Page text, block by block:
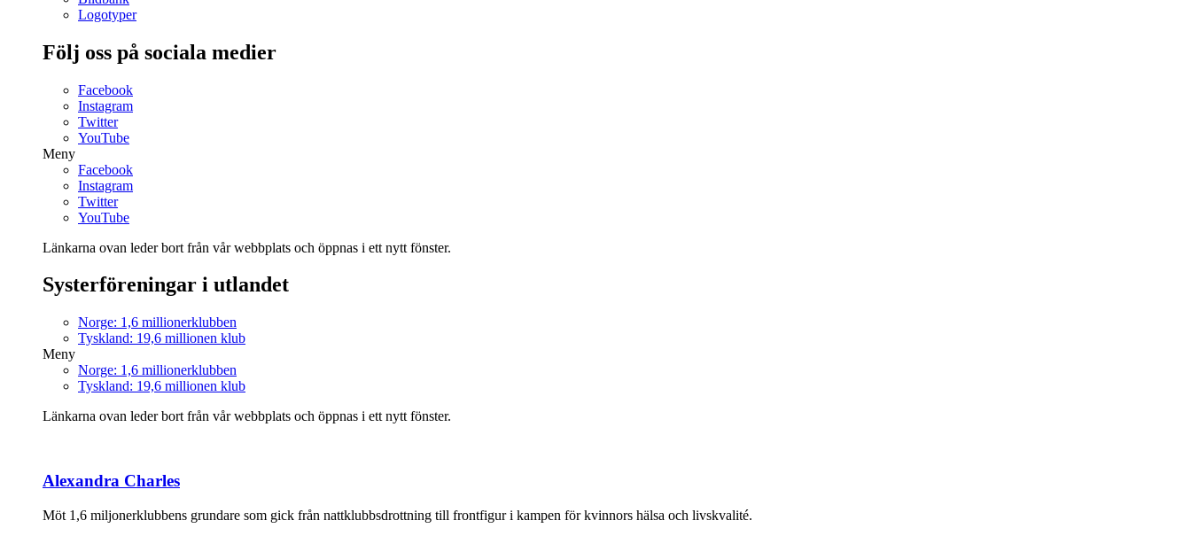
Logotyper
Följ oss på sociala medier
Facebook
Instagram
Twitter
YouTube
Meny
Facebook
Instagram
Twitter
YouTube
Länkarna ovan leder bort från vår webbplats och öppnas i ett nytt fönster.
Systerföreningar i utlandet
Norge: 1,6 millionerklubben
Tyskland: 19,6 millionen klub
Meny
Norge: 1,6 millionerklubben
Tyskland: 19,6 millionen klub
Länkarna ovan leder bort från vår webbplats och öppnas i ett nytt fönster.
Alexandra Charles
Möt 1,6 miljonerklubbens grundare som gick från nattklubbsdrottning till frontfigur i kampen för kvinnors hälsa och livskvalité.